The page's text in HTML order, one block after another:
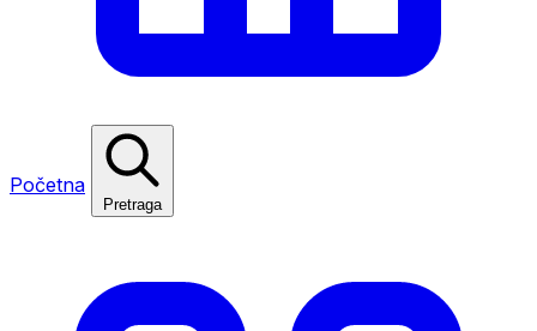
Početna
Pretraga